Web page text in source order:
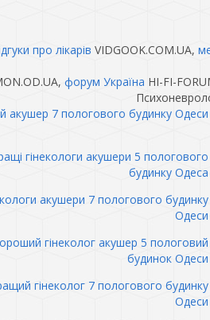
про лікарів VIDGOOK.COM.UA,
форум Україна HI-FI-
акушер 7 пологового будинку Одеси
гінекологи акушери 5 пологового
будинку Одеса
акушери 7 пологового будинку
Одеси
гінеколог акушер 5 пологовий
будинок Одеси
гінеколог 7 пологового будинку
Одеси